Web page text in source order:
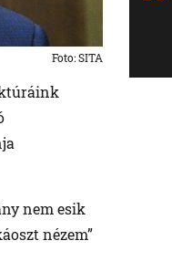
Foto: SITA
nem esik
nézem”